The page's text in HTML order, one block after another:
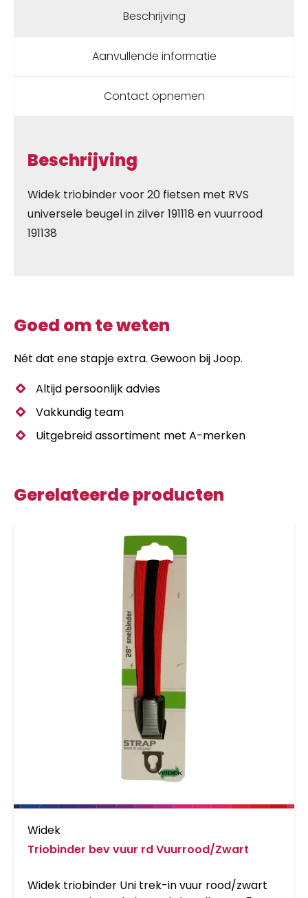
Beschrijving
Aanvullende informatie
Contact opnemen
Beschrijving
Widek triobinder voor 20 fietsen met RVS
universele beugel in zilver 191118 en vuurrood
191138
Goed om te weten
Nét dat ene stapje extra. Gewoon bij Joop.
Altijd persoonlijk advies
Vakkundig team
Uitgebreid assortiment met A-merken
Gerelateerde producten
Widek
Triobinder bev vuur rd Vuurrood/Zwart
Widek triobinder Uni trek-in vuur rood/zwart